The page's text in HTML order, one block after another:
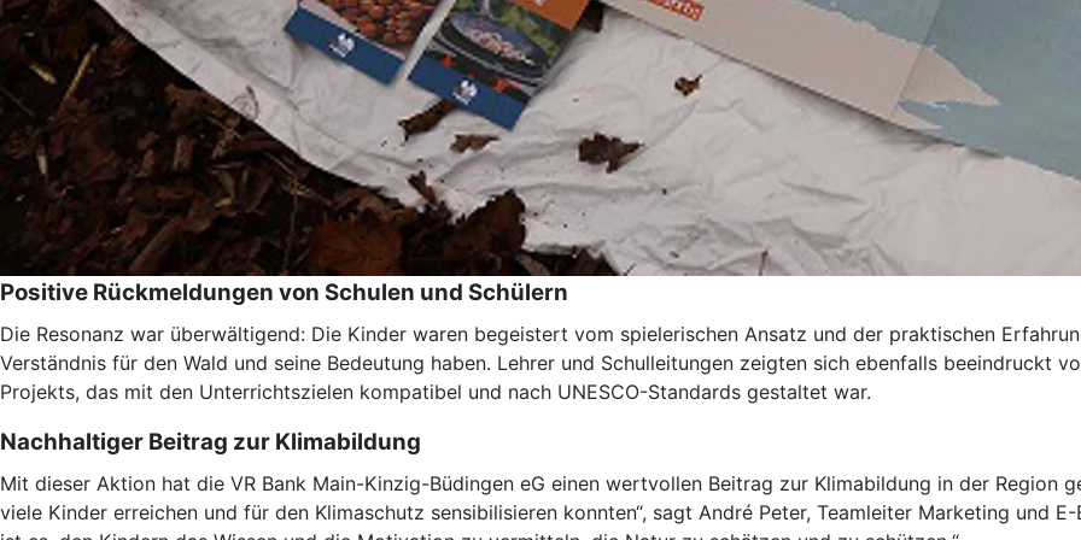
Positive Rückmeldungen von Schulen und Schülern
Die Resonanz war überwältigend: Die Kinder waren begeistert vom spielerischen Ansatz und der praktischen
Verständnis für den Wald und seine Bedeutung haben. Lehrer und Schulleitungen zeigten sich ebenfalls beeindruckt
Projekts, das mit den Unterrichtszielen kompatibel und nach UNESCO-Standards gestaltet war.
Nachhaltiger Beitrag zur Klimabildung
Mit dieser Aktion hat die VR Bank Main-Kinzig-Büdingen eG einen wertvollen Beitrag zur Klimabildung in der Region
viele Kinder erreichen und für den Klimaschutz sensibilisieren konnten“, sagt André Peter, Teamleiter Marketing und